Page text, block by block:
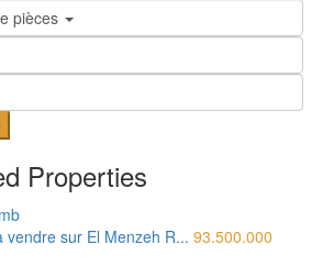
pièces
Properties
vendre sur El Menzeh R... 93.500.000